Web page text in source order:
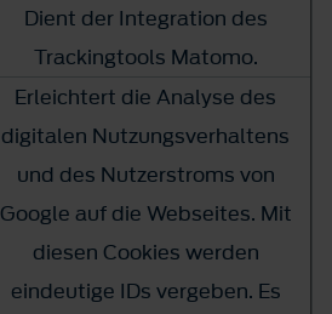
Dient der Integration des
Trackingtools Matomo.
Erleichtert die Analyse des
digitalen Nutzungsverhaltens
und des Nutzerstroms von
Google auf die Webseites. Mit
diesen Cookies werden
eindeutige IDs vergeben. Es